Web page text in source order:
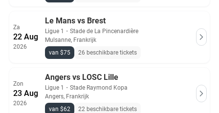
Za
22 Aug
2026
Le Mans vs Brest
Ligue 1 ・ Stade de La Pincenardière
Mulsanne, Frankrijk
van $75
26 beschikbare tickets
Zon
23 Aug
2026
Angers vs LOSC Lille
Ligue 1 ・ Stade Raymond Kopa
Angers, Frankrijk
van $62
22 beschikbare tickets